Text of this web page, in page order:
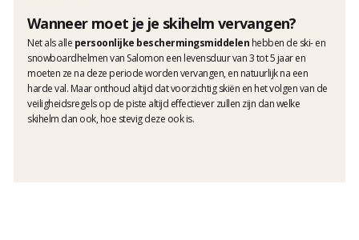
Wanneer moet je je skihelm vervangen?
Net als alle persoonlijke beschermingsmiddelen hebben de ski- en
snowboardhelmen van Salomon een levensduur van 3 tot 5 jaar en
moeten ze na deze periode worden vervangen, en natuurlijk na een
harde val. Maar onthoud altijd dat voorzichtig skiën en het volgen van de
veiligheidsregels op de piste altijd effectiever zullen zijn dan welke
skihelm dan ook, hoe stevig deze ook is.